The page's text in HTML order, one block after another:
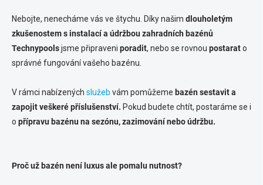
Nebojte, nenecháme vás ve štychu. Díky našim dlouholetým
zkušenostem s instalací a údržbou zahradních bazénů
Technypoolsjsme připraveni poradit, nebo se rovnou postarato
správné fungování vašeho bazénu.
V rámci nabízených služeb vám pomůžeme bazén sestavit a
zapojit veškeré příslušenství. Pokud budete chtít, postaráme se i
o přípravu bazénu na sezónu, zazimování nebo údržbu.
Proč už bazén není luxus ale pomalu nutnost?